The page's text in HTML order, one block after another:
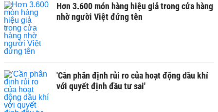
Hơn 3.600 món hàng hiệu giả trong cửa hàng
nhờ người Việt đứng tên
'Cần phân định rủi ro của hoạt động dầu khí
với quyết định đầu tư sai'